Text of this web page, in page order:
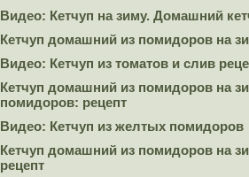
Видео: Кетчуп на зиму. Домашний
Кетчуп домашний из помидоров на
Видео: Кетчуп из томатов и слив
Кетчуп домашний из помидоров на
помидоров: рецепт
Видео: Кетчуп из желтых помидоров
Кетчуп домашний из помидоров на
рецепт